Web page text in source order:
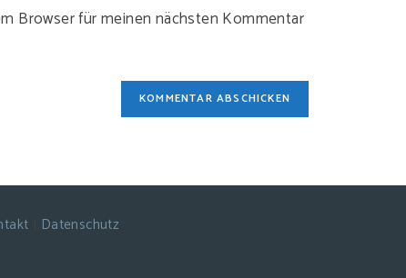
ein
Browser für meinen nächsten Kommentar
Datenschutz